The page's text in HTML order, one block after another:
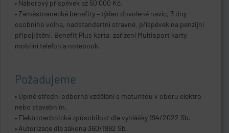
• Náborový příspěvek až 50 000 Kč.
• Zaměstnanecké benefity – týden dovolené navíc, 3 dny
osobního volna, nadstandartní stravné, příspěvek na penzijní
připojištění, Benefit Plus karta, zařízení Multisport karty,
mobilní telefon a notebook.
Požadujeme
• Úplné střední odborné vzdělání s maturitou v oboru elektro
nebo stavebním.
• Elektrotechnická způsobilost dle vyhlášky 194/2022 Sb.
• Autorizace dle zákona 360/1992 Sb.